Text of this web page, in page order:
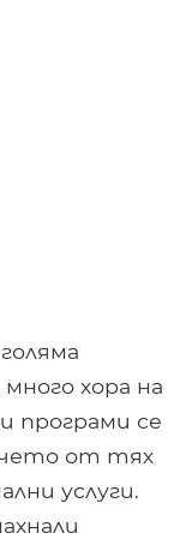
хора на
програми се
от тях
услуги.